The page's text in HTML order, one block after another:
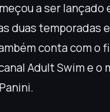
a ser
duas temporadas
conta com o
Adult Swim e